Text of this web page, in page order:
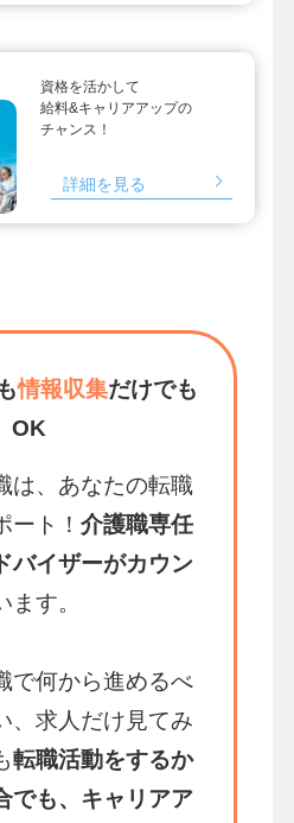
資格を活かして
給料&キャリアアップの
チャンス！
詳細を見る
情報収集だけでも
OK
は、あなたの転職
ート！ 介護職専任
バイザーがカウン
ます。
で何から進めるべ
、求人だけ見てみ
転職活動をするか
でも、キャリアア